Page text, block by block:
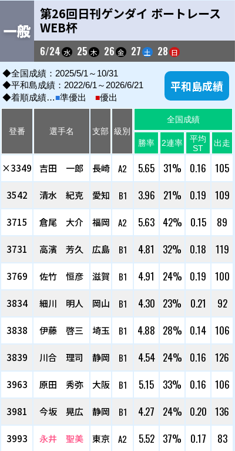
第26回日刊ゲンダイ ボートレース
WEB杯
6/24 水 25 木 26 金 27 土 28 日
◆全国成績：2025/5/1～10/31
◆平和島成績：2022/6/1～2026/6/21
◆着順成績…■準優出 ■優出
平和島成績
登番 選手名
×3349 吉田 一郎
3542 清水 紀克
3715 倉尾 大介
3731 高濱 芳久
3769 佐竹 恒彦
3834 細川 明人
3838 伊藤 啓三
3839 川合 理司
3963 原田 秀弥
3981 今坂 晃広
3993 永井 聖美
支部 級別
全国成績
勝率 2連率
平均
ST
出走
長崎 A2 5.65 31% 0.16 105
愛知 B1 3.96 21% 0.19 109
福岡 A2 5.63 42% 0.15 89
広島 B1 4.81 32% 0.18 119
滋賀 B1 4.91 24% 0.19 100
岡山 B1 4.30 23% 0.21 92
埼玉 B1 4.88 28% 0.14 106
静岡 B1 4.54 24% 0.16 126
大阪 B1 5.15 33% 0.16 106
静岡 B1 4.27 24% 0.20 136
東京 A2 5.52 37% 0.17 83